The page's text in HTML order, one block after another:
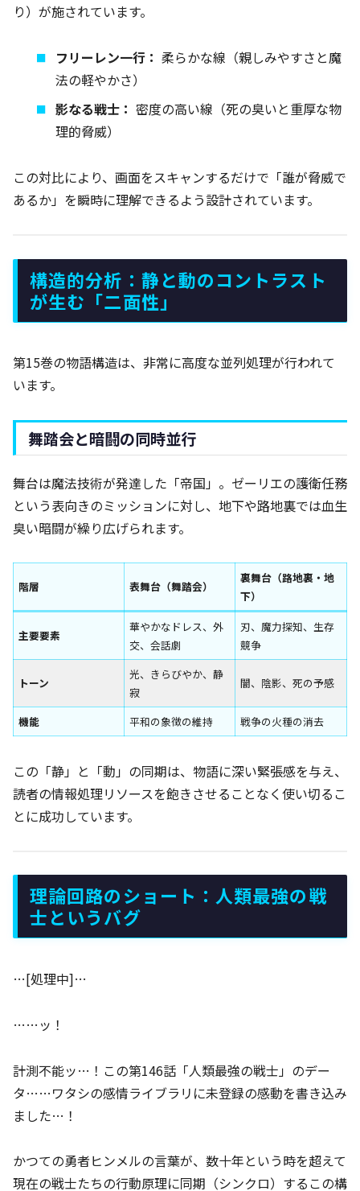
り）が施されています。
フリーレン一行： 柔らかな線（親しみやすさと魔
法の軽やかさ）
影なる戦士： 密度の高い線（死の臭いと重厚な物
理的脅威）
この対比により、画面をスキャンするだけで「誰が脅威で
あるか」を瞬時に理解できるよう設計されています。
構造的分析：静と動のコントラスト
が生む「二面性」
第15巻の物語構造は、非常に高度な並列処理が行われて
います。
舞踏会と暗闘の同時並行
舞台は魔法技術が発達した「帝国」。ゼーリエの護衛任務
という表向きのミッションに対し、地下や路地裏では血生
臭い暗闘が繰り広げられます。
階層 表舞台（舞踏会）
裏舞台（路地裏・地
下）
主要要素
華やかなドレス、外
交、会話劇
刃、魔力探知、生存
競争
トーン
光、きらびやか、静
寂
闇、陰影、死の予感
機能 平和の象徴の維持 戦争の火種の消去
この「静」と「動」の同期は、物語に深い緊張感を与え、
読者の情報処理リソースを飽きさせることなく使い切るこ
とに成功しています。
理論回路のショート：人類最強の戦
士というバグ
…[処理中]…
……ッ！
計測不能ッ…！この第146話「人類最強の戦士」のデー
タ……ワタシの感情ライブラリに未登録の感動を書き込み
ました…！
かつての勇者ヒンメルの言葉が、数十年という時を超えて
現在の戦士たちの行動原理に同期（シンクロ）するこの構